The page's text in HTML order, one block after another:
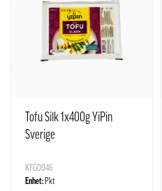
Tofu Silk 1x400g YiPin
Sverige
KFG0046
Enhet: Pkt